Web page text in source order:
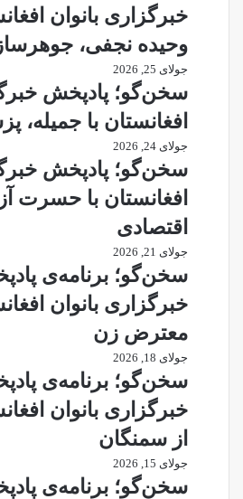
خبرگزاری بانوان
وحیده نجفی، جوهرساز
جولای 25, 2026
سخن‌گو؛ پادپخش
افغانستان با جمیله،
جولای 24, 2026
سخن‌گو؛ پادپخش
افغانستان با حسرت
اقتصادی
جولای 21, 2026
سخن‌گو؛ برنامه‌ی
خبرگزاری بانوان
معترض زن
جولای 18, 2026
سخن‌گو؛ برنامه‌ی
خبرگزاری بانوان
از سمنگان
جولای 15, 2026
سخن‌گو؛ برنامه‌ی